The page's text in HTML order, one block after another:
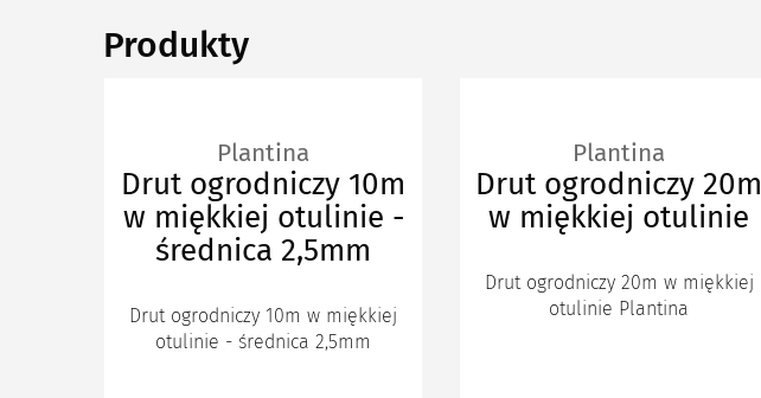
Produkty
Plantina
Drut ogrodniczy 10m
w miękkiej otulinie -
średnica 2,5mm
Drut ogrodniczy 10m w miękkiej
otulinie - średnica 2,5mm
Plantina
Drut ogrodniczy 20m
w miękkiej otulinie
Drut ogrodniczy 20m w miękkiej
otulinie Plantina